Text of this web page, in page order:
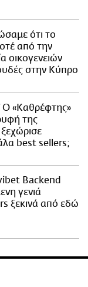
ότι το
από την
οικογενειών
στην Κύπρο
Ο «Καθρέφτης»
της
best sellers;
Backend
γενιά
ξεκινά από εδώ